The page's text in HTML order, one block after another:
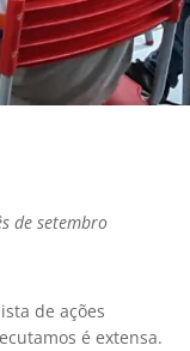
de setembro
de ações
é extensa.